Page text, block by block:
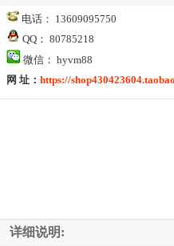
电话： 13609095750
QQ： 80785218
微信： hyvm88
网 址： https://
详细说明: